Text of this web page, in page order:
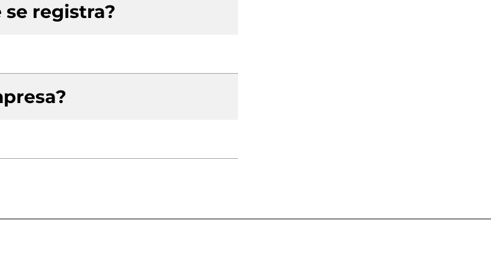
se registra?